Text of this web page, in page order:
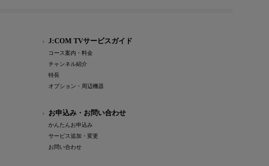
J:COM TVサービスガイド
コース案内・料金
チャンネル紹介
特長
オプション・周辺機器
お申込み・お問い合わせ
かんたんお申込み
サービス追加・変更
お問い合わせ